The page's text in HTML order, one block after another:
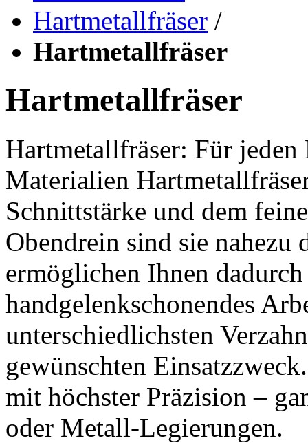
Hartmetallfräser /
Hartmetallfräser
Hartmetallfräser
Hartmetallfräser: Für
Materialien
Schnittstärke und dem
Obendrein sind sie nahezu
ermöglichen Ihnen
handgelenkschonendes
unterschiedlichsten
gewünschten
mit höchster Präzision –
oder Metall-Legierungen.